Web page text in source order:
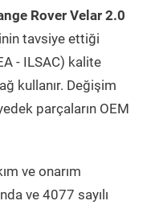
Rover Velar 2.0
tavsiye ettiği
- ILSAC) kalite
kullanır. Değişim
parçaların OEM
ve onarım
ve 4077 sayılı